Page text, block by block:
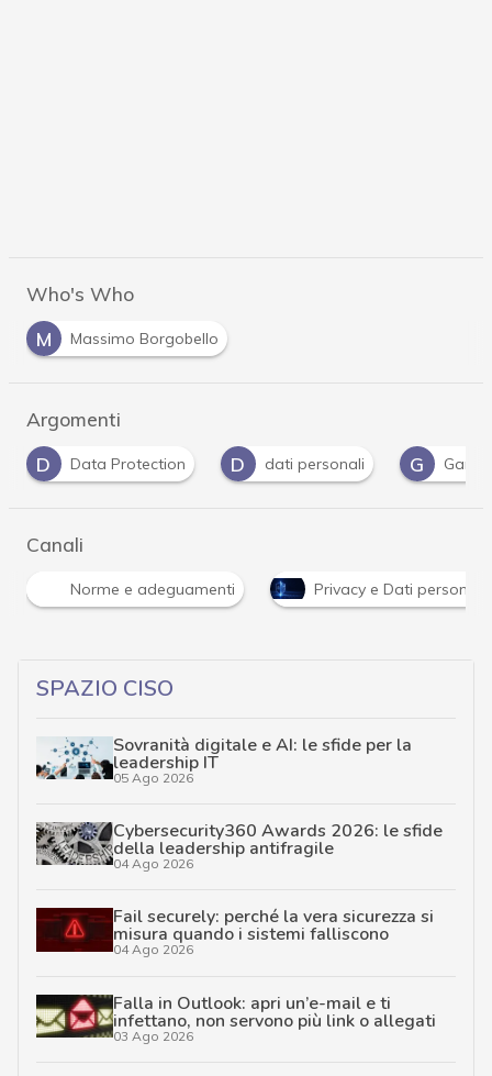
Who's Who
M
Massimo Borgobello
Argomenti
D
dati personali G Garante Privacy G Gdpr
Canali
Norme e adeguamenti Privacy e Dati personali
SPAZIO CISO
Sovranità digitale e AI: le sfide per la
leadership IT
05 Ago 2026
Cybersecurity360 Awards 2026: le sfide
della leadership antifragile
04 Ago 2026
Fail securely: perché la vera sicurezza si
misura quando i sistemi falliscono
04 Ago 2026
Falla in Outlook: apri un’e-mail e ti
infettano, non servono più link o allegati
03 Ago 2026